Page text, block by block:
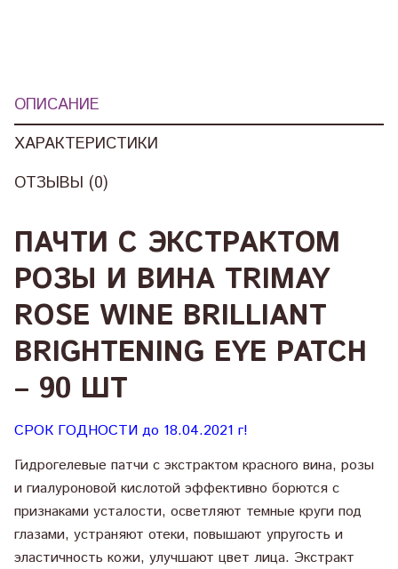
ОПИСАНИЕ
ХАРАКТЕРИСТИКИ
ОТЗЫВЫ (0)
ПАЧТИ С ЭКСТРАКТОМ
РОЗЫ И ВИНА TRIMAY
ROSE WINE BRILLIANT
BRIGHTENING EYE PATCH
– 90 ШТ
СРОК ГОДНОСТИ до 18.04.2021 г!
Гидрогелевые патчи с экстрактом красного вина, розы
и гиалуроновой кислотой эффективно борются с
признаками усталости, осветляют темные круги под
глазами, устраняют отеки, повышают упругость и
эластичность кожи, улучшают цвет лица. Экстракт